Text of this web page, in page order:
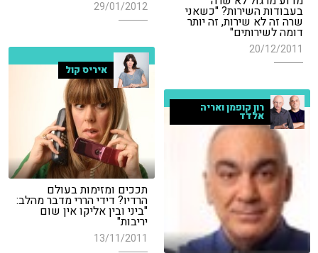
29/01/2012 בעבודות השירות? "כשאני
שרה זה לא שירות, זה יותר
דומה לשירותים"
20/12/2011
איריס קול
תככים ומזימות בעולם
הרדיו? דידי הררי מדבר מהלב:
"ביני ובין אליקו אין שום
יריבות"
13/11/2011
רון קופמן ואריה
אלדד